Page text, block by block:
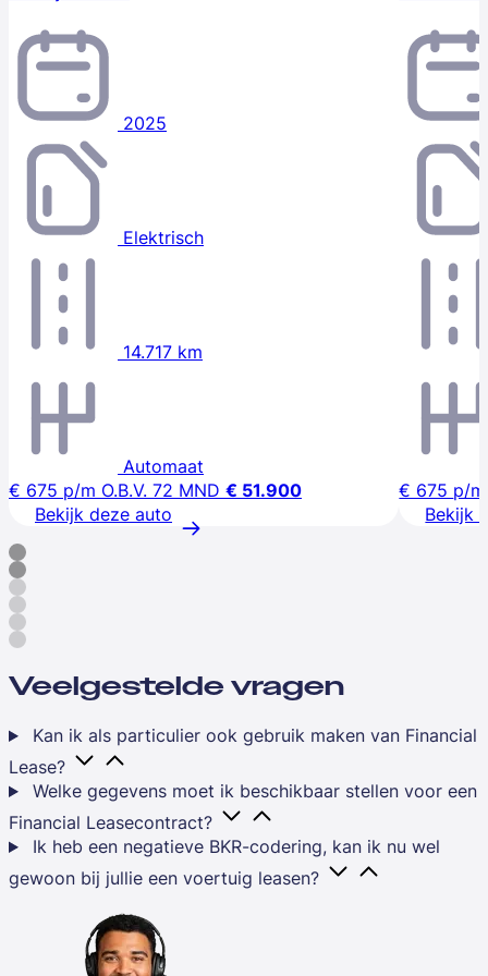
2025
Elektrisch
14.717 km
Automaat
€ 675 p/m O.B.V. 72 MND € 51.900
Bekijk deze auto
€ 675 p/m
Bekijk
Veelgestelde vragen
Kan ik als particulier ook gebruik maken van Financial
Lease?
Welke gegevens moet ik beschikbaar stellen voor een
Financial Leasecontract?
Ik heb een negatieve BKR-codering, kan ik nu wel
gewoon bij jullie een voertuig leasen?